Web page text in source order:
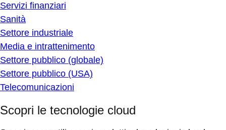
Servizi finanziari
Sanità
Settore industriale
Media e intrattenimento
Settore pubblico (globale)
Settore pubblico (USA)
Telecomunicazioni
Scopri le tecnologie cloud